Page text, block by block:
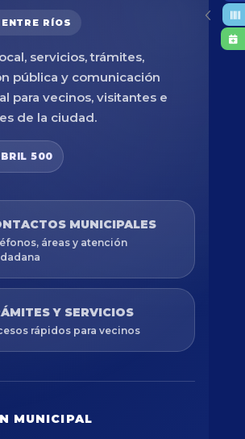
RÍOS
servicios, trámites,
pública y comunicación
para vecinos, visitantes e
de la ciudad.
500
MUNICIPALES
áreas y atención
Y SERVICIOS
rápidos para vecinos
MUNICIPAL